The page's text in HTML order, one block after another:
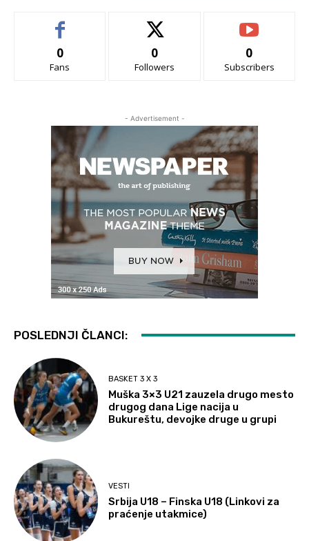
0
Fans
0
Followers
0
Subscribers
- Advertisement -
POSLEDNJI ČLANCI:
BASKET 3 X 3
Muška 3×3 U21 zauzela drugo mesto
drugog dana Lige nacija u
Bukureštu, devojke druge u grupi
VESTI
Srbija U18 – Finska U18 (Linkovi za
praćenje utakmice)